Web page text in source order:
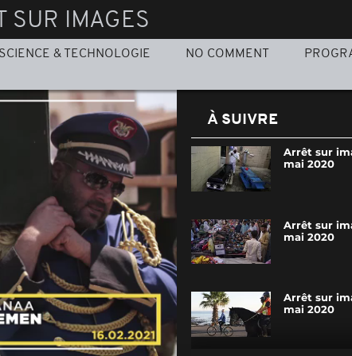
SUR IMAGES
SCIENCE & TECHNOLOGIE NO COMMENT
À SUIVRE
Arrêt sur
mai 2020
Arrêt sur
mai 2020
Arrêt sur
mai 2020